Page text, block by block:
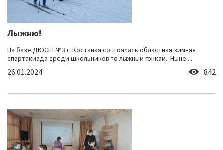
Лыжню!
На базе ДЮСШ №3 г. Костаная состоялась областная зимняя
спартакиада среди школьников по лыжным гонкам. Ныне ...
26.01.2024 842